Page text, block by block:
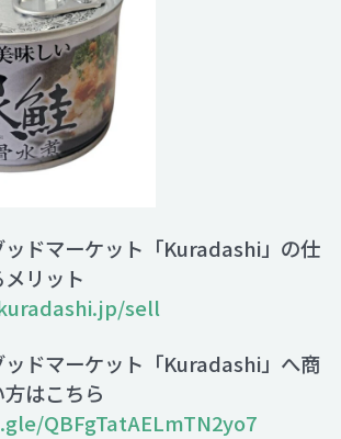
ドマーケット「Kuradashi」の仕
リット
sell
ドマーケット「Kuradashi」へ商
はこちら
QBFgTatAELmTN2yo7